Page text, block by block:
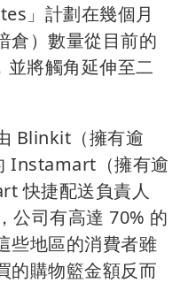
」計劃在幾個月
倉）數量從目前的
並將觸角延伸至二
Blinkit（擁有逾
Instamart（擁有逾
快捷配送負責人
公司有高達 70% 的
些地區的消費者雖
的購物籃金額反而